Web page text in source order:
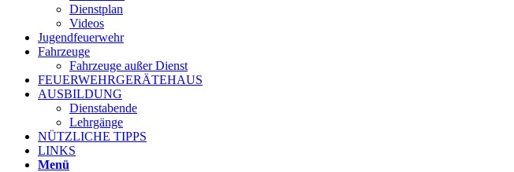
Dienstplan
Videos
Jugendfeuerwehr
Fahrzeuge
Fahrzeuge außer Dienst
FEUERWEHRGERÄTEHAUS
AUSBILDUNG
Dienstabende
Lehrgänge
NÜTZLICHE TIPPS
LINKS
Menü